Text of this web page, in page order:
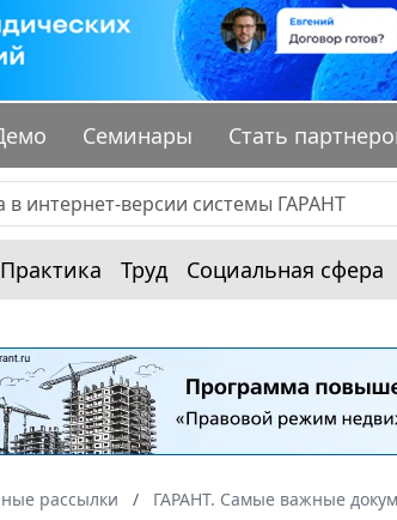
Семинары Стать
Практика Труд Социальная сфера
рассылки ГАРАНТ. Самые важные